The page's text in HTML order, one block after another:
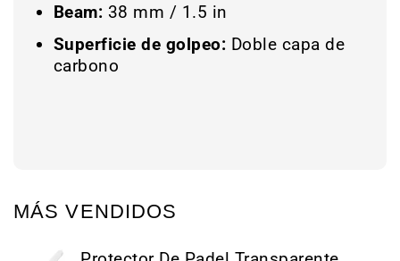
Beam: 38 mm / 1.5 in
Superficie de golpeo: Doble capa de
carbono
MÁS VENDIDOS